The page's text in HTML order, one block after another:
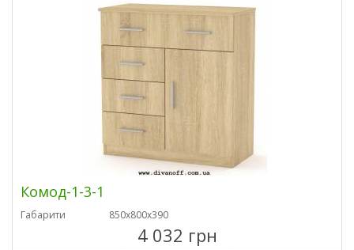
Комод-1-3-1
Габарити 850х800х390
4 032 грн